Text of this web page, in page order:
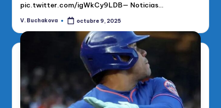
pic.twitter.com/igWkCy9LDB— Noticias…
Publicado
V. Buchakova octubre 9, 2025